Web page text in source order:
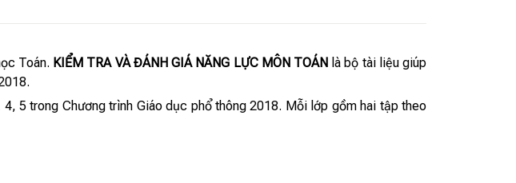
Toán. KIỂM TRA VÀ ĐÁNH GIÁ NĂNG LỰC MÔN TOÁNlà bộ tài liệu giúp
5 trong Chương trình Giáo dục phổ thông 2018. Mỗi lớp gồm hai tập theo